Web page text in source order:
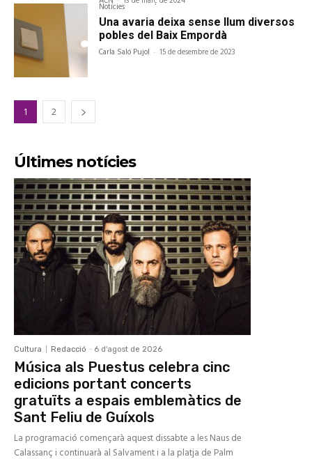
Notícies
Una avaria deixa sense llum diversos
pobles del Baix Empordà
Carla Saló Pujol - 15 de desembre de 2023
1 2
Últimes notícies
Cultura Redacció - 6 d'agost de 2026
Música als Puestus celebra cinc
edicions portant concerts
gratuïts a espais emblemàtics de
Sant Feliu de Guíxols
La programació començarà aquest dissabte a les Naus de
Calassanç i continuarà al Salvament i a la platja de Palm